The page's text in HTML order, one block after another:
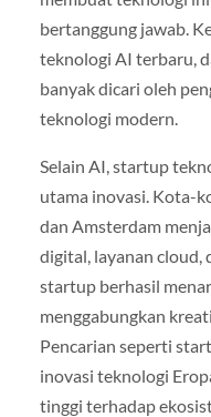
bertanggung jawab.
teknologi AI terbaru,
banyak dicari oleh
teknologi modern.
Selain AI, startup
utama inovasi. Kota-
dan Amsterdam
digital, layanan cloud,
startup berhasil
menggabungkan
Pencarian seperti
inovasi teknologi
tinggi terhadap